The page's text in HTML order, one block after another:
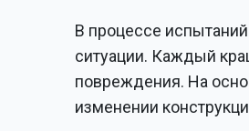
В процессе
ситуации. Каждый
повреждения. На
изменении